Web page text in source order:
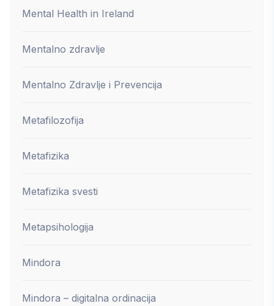
Mental Health in Ireland
Mentalno zdravlje
Mentalno Zdravlje i Prevencija
Metafilozofija
Metafizika
Metafizika svesti
Metapsihologija
Mindora
Mindora – digitalna ordinacija